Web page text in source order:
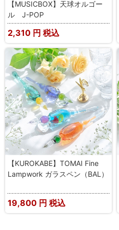
【MUSICBOX】天球オルゴー
ル J-POP
2,310 円 税込
【KUROKABE】TOMAI Fine
Lampwork ガラスペン（BAL）
19,800 円 税込